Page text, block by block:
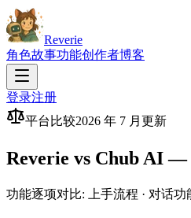
Reverie
角色故事功能创作者博客
登录注册
平台比较2026 年 7 月更新
Reverie vs Chub AI
功能逐项对比: 上手流程 · 对话功